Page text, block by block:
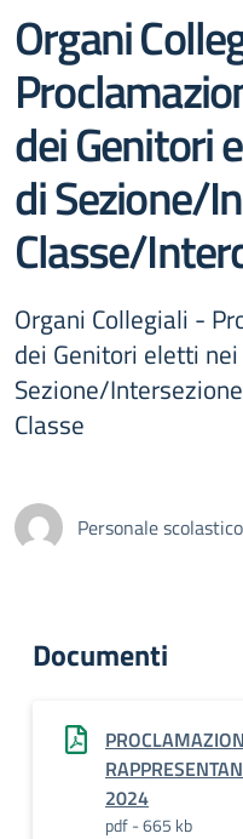
Organi
dei Genitori
di Sezione/
Classe/
Organi Collegiali -
dei Genitori eletti
Sezione/
Classe
Personale scolastico
Documenti
2024
pdf - 665 kb